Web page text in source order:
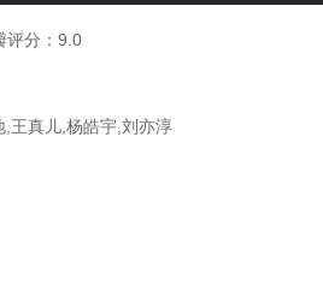
评分： 9.0
王真儿,杨皓宇,刘亦淳